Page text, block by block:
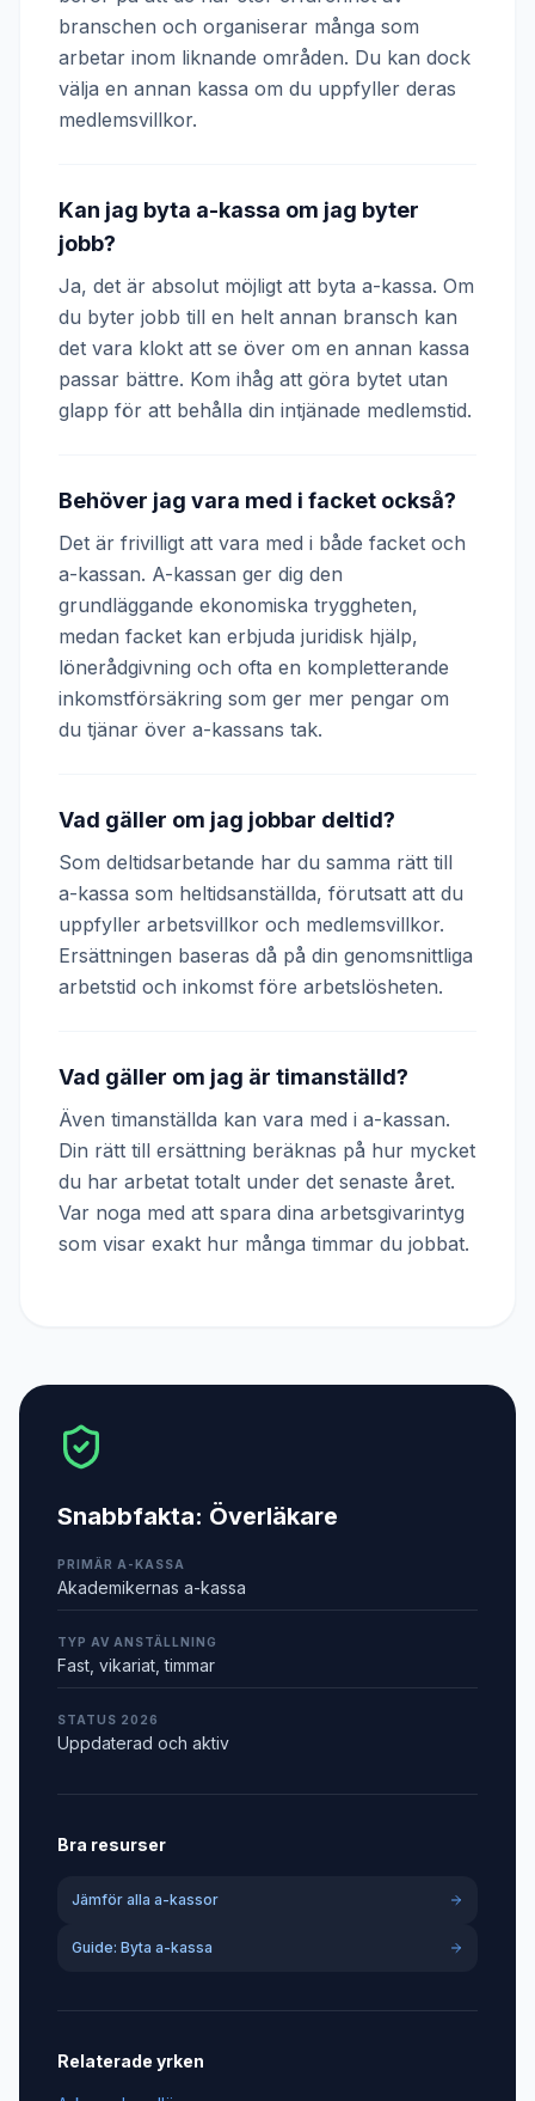
branschen och organiserar många som
arbetar inom liknande områden. Du kan dock
välja en annan kassa om du uppfyller deras
medlemsvillkor.
Kan jag byta a-kassa om jag byter
jobb?
Ja, det är absolut möjligt att byta a-kassa. Om
du byter jobb till en helt annan bransch kan
det vara klokt att se över om en annan kassa
passar bättre. Kom ihåg att göra bytet utan
glapp för att behålla din intjänade medlemstid.
Behöver jag vara med i facket också?
Det är frivilligt att vara med i både facket och
a-kassan. A-kassan ger dig den
grundläggande ekonomiska tryggheten,
medan facket kan erbjuda juridisk hjälp,
lönerådgivning och ofta en kompletterande
inkomstförsäkring som ger mer pengar om
du tjänar över a-kassans tak.
Vad gäller om jag jobbar deltid?
Som deltidsarbetande har du samma rätt till
a-kassa som heltidsanställda, förutsatt att du
uppfyller arbetsvillkor och medlemsvillkor.
Ersättningen baseras då på din genomsnittliga
arbetstid och inkomst före arbetslösheten.
Vad gäller om jag är timanställd?
Även timanställda kan vara med i a-kassan.
Din rätt till ersättning beräknas på hur mycket
du har arbetat totalt under det senaste året.
Var noga med att spara dina arbetsgivarintyg
som visar exakt hur många timmar du jobbat.
Snabbfakta: Överläkare
PRIMÄR A-KASSA
Akademikernas a-kassa
TYP AV ANSTÄLLNING
Fast, vikariat, timmar
STATUS 2026
Uppdaterad och aktiv
Bra resurser
Jämför alla a-kassor
Guide: Byta a-kassa
Relaterade yrken